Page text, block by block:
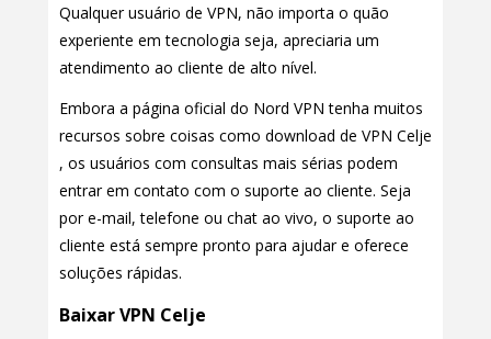
Qualquer usuário de VPN, não importa o quão
experiente em tecnologia seja, apreciaria um
atendimento ao cliente de alto nível.
Embora a página oficial do Nord VPN tenha muitos
recursos sobre coisas como download de VPN Celje
, os usuários com consultas mais sérias podem
entrar em contato com o suporte ao cliente. Seja
por e-mail, telefone ou chat ao vivo, o suporte ao
cliente está sempre pronto para ajudar e oferece
soluções rápidas.
Baixar VPN Celje